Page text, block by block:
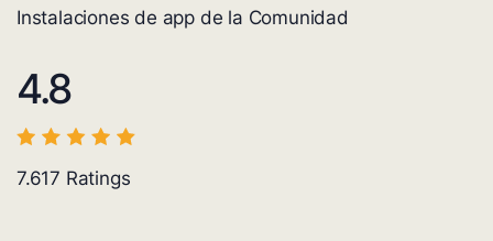
Instalaciones de app de la Comunidad
4.8
7.617 Ratings